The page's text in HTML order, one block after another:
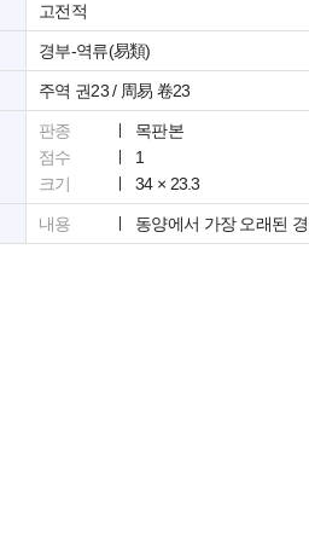
고전적
경부-역류(易類)
주역 권23 / 周易 卷23
판종
목판본
점수
1
크기
34 × 23.3
내용 동양에서 가장 오래된